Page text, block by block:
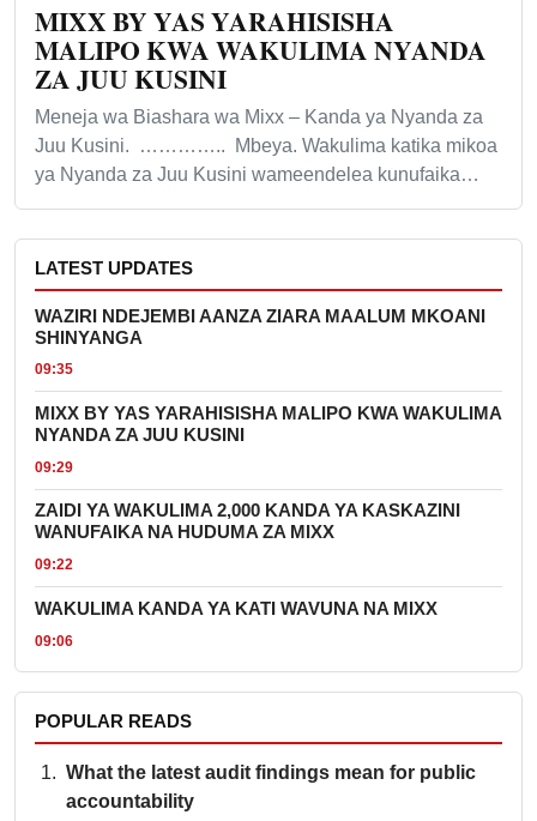
MIXX BY YAS YARAHISISHA
MALIPO KWA WAKULIMA NYANDA
ZA JUU KUSINI
Meneja wa Biashara wa Mixx – Kanda ya Nyanda za
Juu Kusini. ………….. Mbeya. Wakulima katika mikoa
ya Nyanda za Juu Kusini wameendelea kunufaika…
LATEST UPDATES
WAZIRI NDEJEMBI AANZA ZIARA MAALUM MKOANI
SHINYANGA
09:35
MIXX BY YAS YARAHISISHA MALIPO KWA WAKULIMA
NYANDA ZA JUU KUSINI
09:29
ZAIDI YA WAKULIMA 2,000 KANDA YA KASKAZINI
WANUFAIKA NA HUDUMA ZA MIXX
09:22
WAKULIMA KANDA YA KATI WAVUNA NA MIXX
09:06
POPULAR READS
What the latest audit findings mean for public
accountability